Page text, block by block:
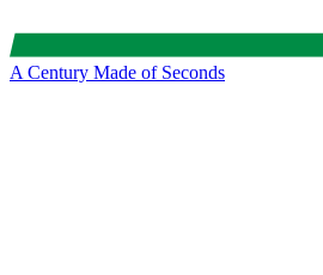
A Century Made of Seconds